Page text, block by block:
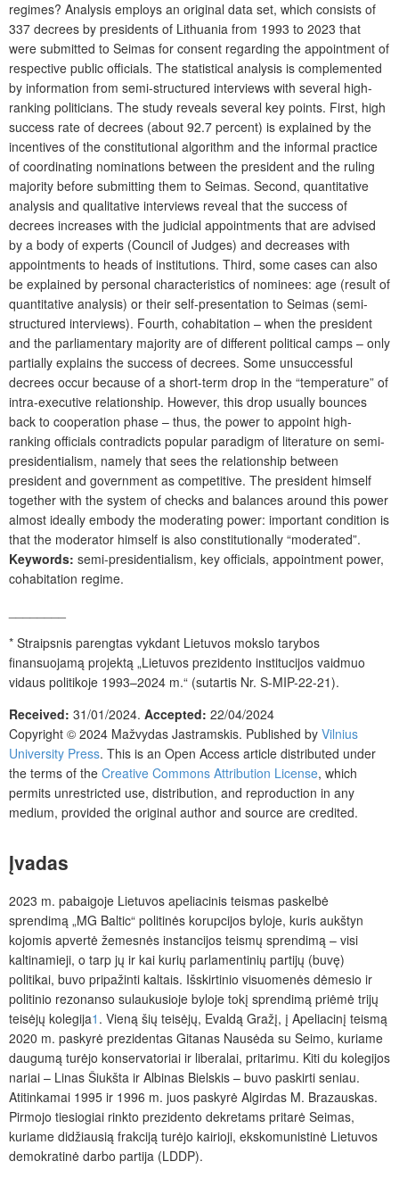
regimes? Analysis employs an original data set, which consists of
337 decrees by presidents of Lithuania from 1993 to 2023 that
were submitted to Seimas for consent regarding the appointment of
respective public officials. The statistical analysis is complemented
by information from semi-structured interviews with several high-
ranking politicians. The study reveals several key points. First, high
success rate of decrees (about 92.7 percent) is explained by the
incentives of the constitutional algorithm and the informal practice
of coordinating nominations between the president and the ruling
majority before submitting them to Seimas. Second, quantitative
analysis and qualitative interviews reveal that the success of
decrees increases with the judicial appointments that are advised
by a body of experts (Council of Judges) and decreases with
appointments to heads of institutions. Third, some cases can also
be explained by personal characteristics of nominees: age (result of
quantitative analysis) or their self-presentation to Seimas (semi-
structured interviews). Fourth, cohabitation – when the president
and the parliamentary majority are of different political camps – only
partially explains the success of decrees. Some unsuccessful
decrees occur because of a short-term drop in the “temperature” of
intra-executive relationship. However, this drop usually bounces
back to cooperation phase – thus, the power to appoint high-
ranking officials contradicts popular paradigm of literature on semi-
presidentialism, namely that sees the relationship between
president and government as competitive. The president himself
together with the system of checks and balances around this power
almost ideally embody the moderating power: important condition is
that the moderator himself is also constitutionally “moderated”.
Keywords: semi-presidentialism, key officials, appointment power,
cohabitation regime.
* Straipsnis parengtas vykdant Lietuvos mokslo tarybos
finansuojamą projektą „Lietuvos prezidento institucijos vaidmuo
vidaus politikoje 1993–2024 m.“ (sutartis Nr. S-MIP-22-21).
Received: 31/01/2024. Accepted: 22/04/2024
Copyright © 2024 Mažvydas Jastramskis. Published by Vilnius
University Press. This is an Open Access article distributed under
the terms of the Creative Commons Attribution License, which
permits unrestricted use, distribution, and reproduction in any
medium, provided the original author and source are credited.
Įvadas
2023 m. pabaigoje Lietuvos apeliacinis teismas paskelbė
sprendimą „MG Baltic“ politinės korupcijos byloje, kuris aukštyn
kojomis apvertė žemesnės instancijos teismų sprendimą – visi
kaltinamieji, o tarp jų ir kai kurių parlamentinių partijų (buvę)
politikai, buvo pripažinti kaltais. Išskirtinio visuomenės dėmesio ir
politinio rezonanso sulaukusioje byloje tokį sprendimą priėmė trijų
teisėjų kolegija1 . Vieną šių teisėjų, Evaldą Gražį, į Apeliacinį teismą
2020 m. paskyrė prezidentas Gitanas Nausėda su Seimo, kuriame
daugumą turėjo konservatoriai ir liberalai, pritarimu. Kiti du kolegijos
nariai – Linas Šiukšta ir Albinas Bielskis – buvo paskirti seniau.
Atitinkamai 1995 ir 1996 m. juos paskyrė Algirdas M. Brazauskas.
Pirmojo tiesiogiai rinkto prezidento dekretams pritarė Seimas,
kuriame didžiausią frakciją turėjo kairioji, ekskomunistinė Lietuvos
demokratinė darbo partija (LDDP).